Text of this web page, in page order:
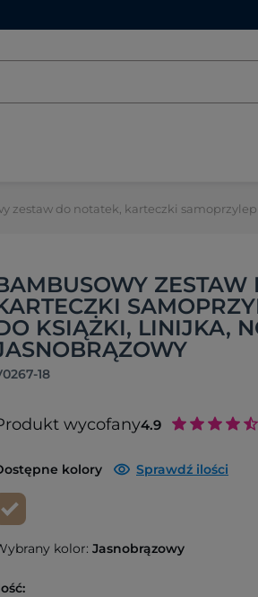
zestaw do notatek, karteczki
ZESTAW
KSIĄŻKI, LINIJKA,
18
wycofany4.9
kolory Sprawdź ilości
kolor: Jasnobrązowy